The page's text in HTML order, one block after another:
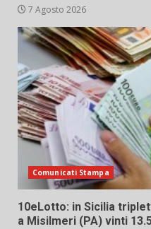
7 Agosto 2026
Comunicati Stampa
10eLotto: in Sicilia
a Misilmeri (PA) vinti